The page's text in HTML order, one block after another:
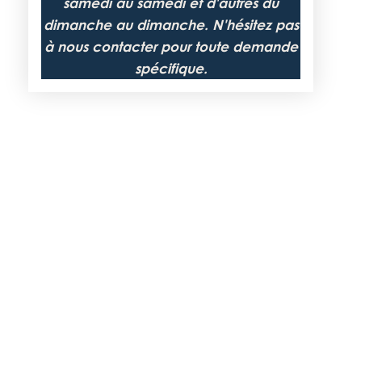
dimanche au dimanche. N'hésitez pas
à nous contacter pour toute demande
spécifique.